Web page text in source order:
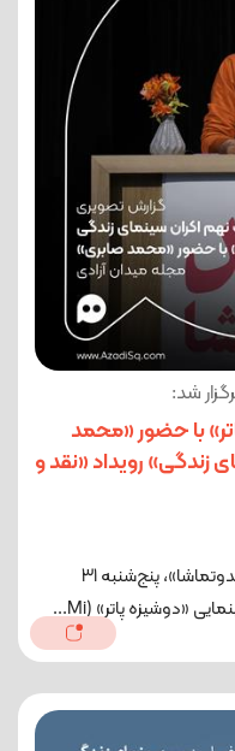
شد:
با حضور «محمد
زندگی» رویداد «نقد و
در نهمین اکران از فصل پنجم رویداد «نقدوتماشا»، پنج‌شنبه 31